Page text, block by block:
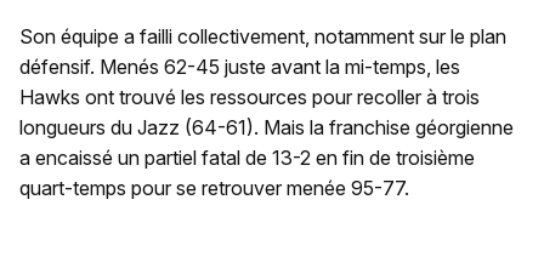
Son équipe a failli collectivement, notamment sur le plan
défensif. Menés 62-45 juste avant la mi-temps, les
Hawks ont trouvé les ressources pour recoller à trois
longueurs du Jazz (64-61). Mais la franchise géorgienne
a encaissé un partiel fatal de 13-2 en fin de troisième
quart-temps pour se retrouver menée 95-77.